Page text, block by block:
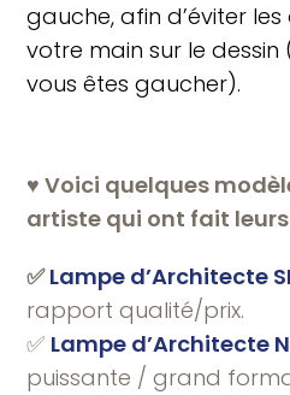
gauche, afin d’éviter
votre main sur le dessin
vous êtes gaucher).
♥️ Voici quelques
artiste qui ont fait leurs
✅Lampe d’Architecte
rapport qualité/prix.
✅ Lampe d’Architecte
puissante / grand